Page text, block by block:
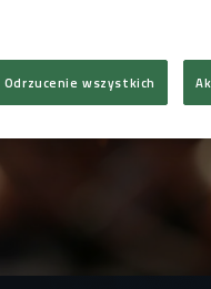
Odrzucenie wszystkich